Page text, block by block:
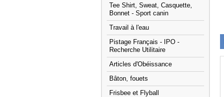
Tee Shirt, Sweat, Casquette,
Bonnet - Sport canin
Travail à l'eau
Pistage Français - IPO -
Recherche Utilitaire
Articles d'Obéissance
Bâton, fouets
Frisbee et Flyball